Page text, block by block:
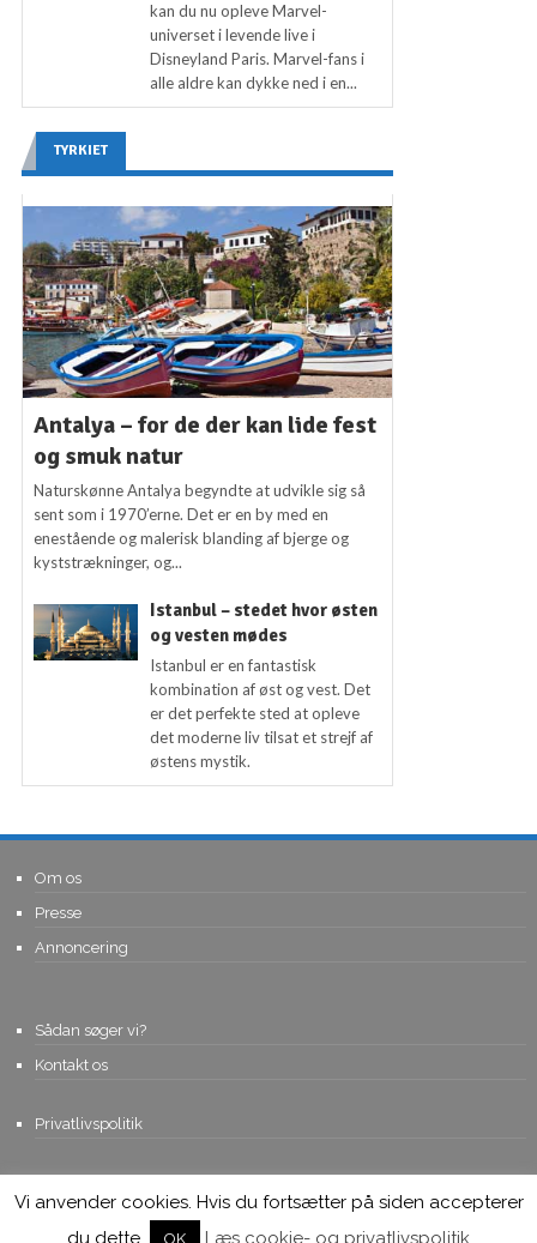
kan du nu opleve Marvel-
universet i levende live i
Disneyland Paris. Marvel-fans i
alle aldre kan dykke ned i en...
TYRKIET
Antalya – for de der kan lide fest
og smuk natur
Naturskønne Antalya begyndte at udvikle sig så
sent som i 1970’erne. Det er en by med en
enestående og malerisk blanding af bjerge og
kyststrækninger, og...
Istanbul – stedet hvor østen
og vesten mødes
Istanbul er en fantastisk
kombination af øst og vest. Det
er det perfekte sted at opleve
det moderne liv tilsat et strejf af
østens mystik.
Om os
Presse
Annoncering
Sådan søger vi?
Kontakt os
Privatlivspolitik
© Copyright 2015, Viviro.com ApS- Alle rettigheder forbeholdes. Vi
tager forbehold for fejlagtige priser.
Vi anvender cookies. Hvis du fortsætter på siden accepterer
du dette.
OK Læs cookie- og privatlivspolitik